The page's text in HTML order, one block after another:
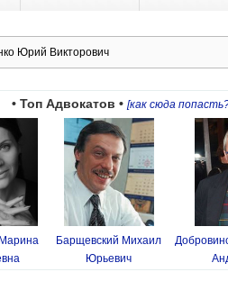
Юрий Викторович
• Топ Адвокатов • [как сюда
Барщевский Михаил
Юрьевич